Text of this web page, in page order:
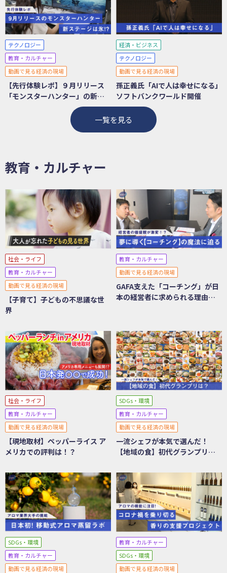
テクノロジー
教育・カルチャー
動画で見る経済の現場
【先行体験レポ】９月リリース
「モンスターハンター」の新ス
経済・ビジネス
テクノロジー
動画で見る経済の現場
孫正義氏「AIで人は幸せになる」
ソフトバンクワールド開催
一覧を見る
教育・カルチャー
社会・ライフ
教育・カルチャー
動画で見る経済の現場
【子育て】子どもの不思議な世
界
教育・カルチャー
動画で見る経済の現場
GAFA支えた「コーチング」が日
本の経営者に求められる理由と
社会・ライフ
教育・カルチャー
動画で見る経済の現場
【現地取材】ペッパーライス ア
メリカでの評判は！？
SDGs・環境
教育・カルチャー
動画で見る経済の現場
一流シェフが本気で選んだ！
【地域の食】初代グランプリ
SDGs・環境
教育・カルチャー
動画で見る経済の現場
教育・カルチャー
SDGs・環境
動画で見る経済の現場